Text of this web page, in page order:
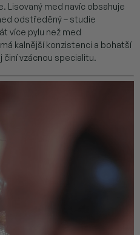
Lisovaný med navíc obsahuje
odstředěný – studie
více pylu než med
kalnější konzistenci a bohatší
činí vzácnou specialitu.